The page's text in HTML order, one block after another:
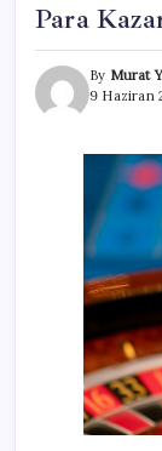
Para
By Murat
9 Haziran